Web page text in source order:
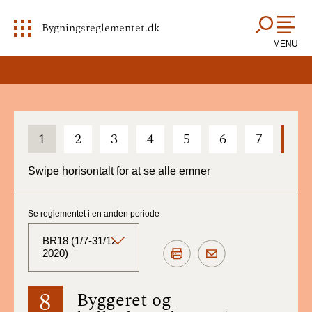
Bygningsreglementet.dk
MENU
1 2 3 4 5 6 7
Swipe horisontalt for at se alle emner
8 Byggeret og
Se reglementet i en anden periode
BR18 (1/7-31/12
2020)
BR18 (Aktuelt)